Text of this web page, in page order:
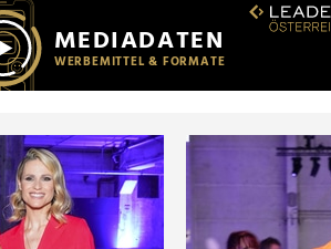
Medien, Werbung und Analysen weiter.
die Sie ihnen bereitgestellt